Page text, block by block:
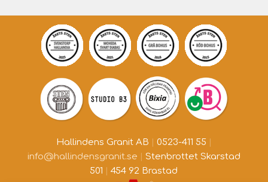
Hallindens Granit AB 0523-411 55|
info@hallindensgranit.se
Stenbrottet Skarstad
501 |454 92 Brastad